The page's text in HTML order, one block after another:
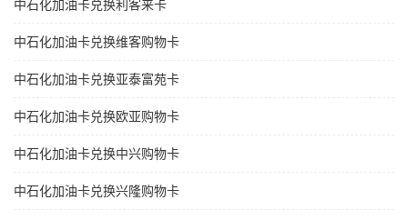
中石化加油卡兑换利客来卡
中石化加油卡兑换维客购物卡
中石化加油卡兑换亚泰富苑卡
中石化加油卡兑换欧亚购物卡
中石化加油卡兑换中兴购物卡
中石化加油卡兑换兴隆购物卡